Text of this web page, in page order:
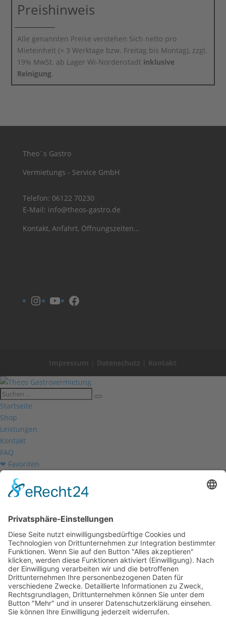
Preishinweis
Alle genannten Preise verstehen Sich netto pro
Mieteinheit (= 3 Werktage bzw. Freitag bis Montag), zzgl.
19% MwSt. ab Lager Wi-Nordenstadt inklusive
Reinigung.
Theo´s Gastro
Vermietungs - Service GmbH
Telefon: 06122 70230
E-Mail: info@theos-gastro.de
Kontakt, Anfahrt, Öffnungszeiten...
Instagram
YouTubeFacebook
Impressum Datenschutz Kontakt
Startseite
Shop
Leistungen
Kontakt
FAQ
❤ Favoriten
Mein Konto
Betriebsferien
Wir befinden uns vom
19.12.2025 bis einschließlich 07.01.2026
in unseren Betriebsferien.
In dieser Zeit werden Anfragen
weiterhin bearbeitet, allerdings
kann es zu Verzögerungen bei der